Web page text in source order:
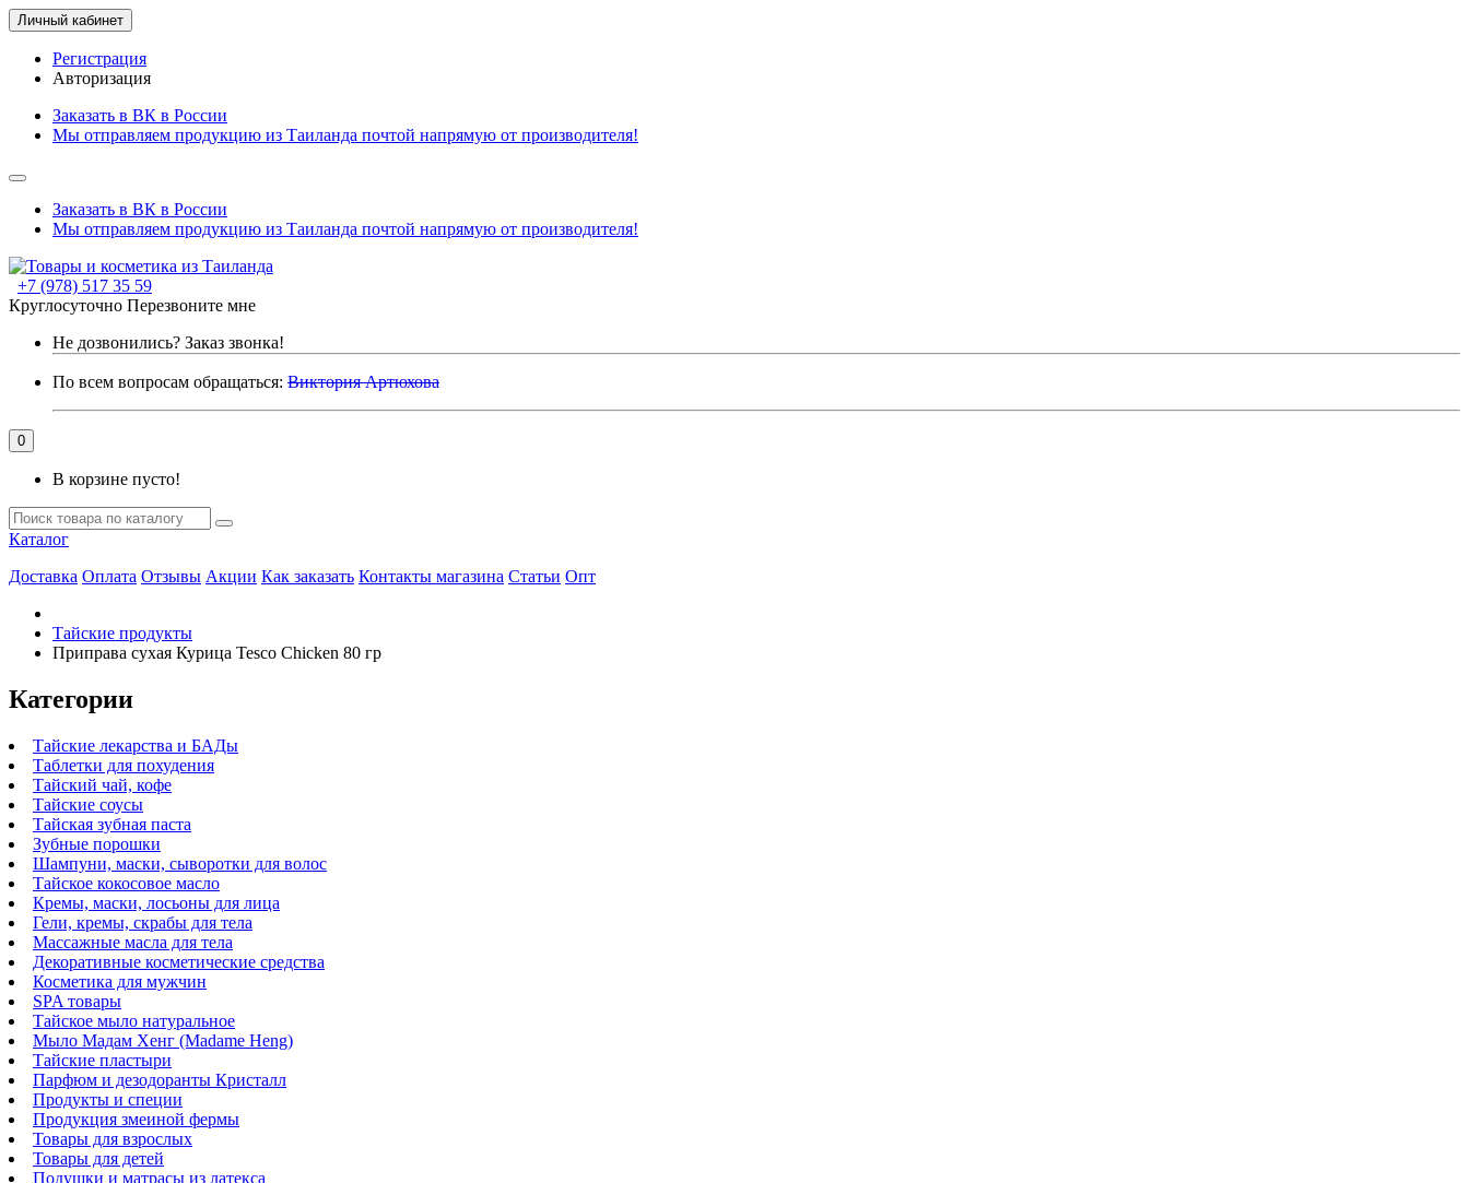
Личный кабинет
Регистрация
Авторизация
Заказать в ВК в России
Мы отправляем продукцию из Таиланда почтой напрямую от производителя!
Заказать в ВК в России
Мы отправляем продукцию из Таиланда почтой напрямую от производителя!
+7 (978) 517 35 59
Круглосуточно Перезвоните мне
Не дозвонились? Заказ звонка!
По всем вопросам обращаться: Виктория Артюхова
0
В корзине пусто!
Каталог
Доставка Оплата Отзывы Акции Как заказать Контакты магазина Статьи Опт
Тайские продукты
Приправа сухая Курица Tesco Chicken 80 гр
Категории
Тайские лекарства и БАДы
Таблетки для похудения
Тайский чай, кофе
Тайские соусы
Тайская зубная паста
Зубные порошки
Шампуни, маски, сыворотки для волос
Тайское кокосовое масло
Кремы, маски, лосьоны для лица
Гели, кремы, скрабы для тела
Массажные масла для тела
Декоративные косметические средства
Косметика для мужчин
SPA товары
Тайское мыло натуральное
Мыло Мадам Хенг (Madame Heng)
Тайские пластыри
Парфюм и дезодоранты Кристалл
Продукты и специи
Продукция змеиной фермы
Товары для взрослых
Товары для детей
Подушки и матрасы из латекса